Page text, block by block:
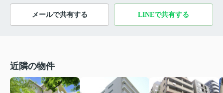
メールで共有する LINEで共有する
近隣の物件